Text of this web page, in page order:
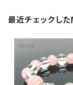
最近チェックした